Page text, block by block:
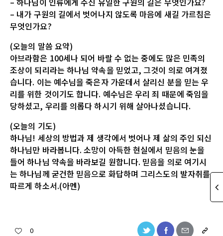
– 내가 구원의 길에서 벗어나지 않도록 마음에 새길 가르침은
무엇인가요?
(오늘의 말씀 요약)
아브라함은 100세나 되어 바랄 수 없는 중에도 많은 민족의
조상이 되리라는 하나님 약속을 믿었고, 그것이 의로 여겨졌
습니다. 이는 예수님을 죽은자 가운데서 살리신 분을 믿는 우
리를 위한 것이기도 합니다. 예수님은 우리 죄 때문에 죽임을
당하셨고, 우리를 의롭다 하시기 위해 살아나셨습니다.
(오늘의 기도)
하나님! 세상의 방법과 제 생각에서 벗어나 제 삶의 주인 되신
하나님만 바라봅니다. 소망이 아득한 현실에서 믿음의 눈을
들어 하나님 약속을 바라보길 원합니다. 믿음을 의로 여기시
는 하나님께 굳건한 믿음으로 화답하며 그리스도의 발자취를
따르게 하소서.(아멘)
0